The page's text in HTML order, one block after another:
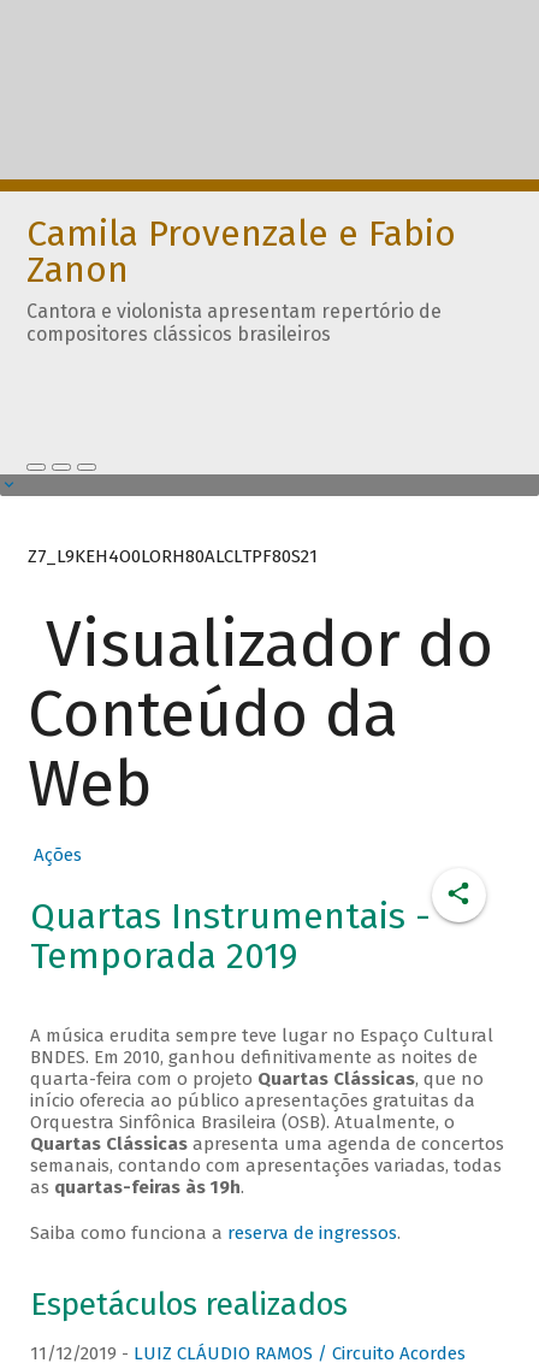
Camila Provenzale e Fabio
Zanon
Cantora e violonista apresentam repertório de
compositores clássicos brasileiros
Z7_L9KEH4O0LORH80ALCLTPF80S21
Visualizador do
Conteúdo da
Web
Ações
Quartas Instrumentais -
Temporada 2019
A música erudita sempre teve lugar no Espaço Cultural
BNDES. Em 2010, ganhou definitivamente as noites de
quarta-feira com o projeto Quartas Clássicas, que no
início oferecia ao público apresentações gratuitas da
Orquestra Sinfônica Brasileira (OSB). Atualmente, o
Quartas Clássicasapresenta uma agenda de concertos
semanais, contando com apresentações variadas, todas
as quartas-feiras às 19h.
Saiba como funciona a reserva de ingressos.
Espetáculos realizados
11/12/2019 - LUIZ CLÁUDIO RAMOS / Circuito Acordes